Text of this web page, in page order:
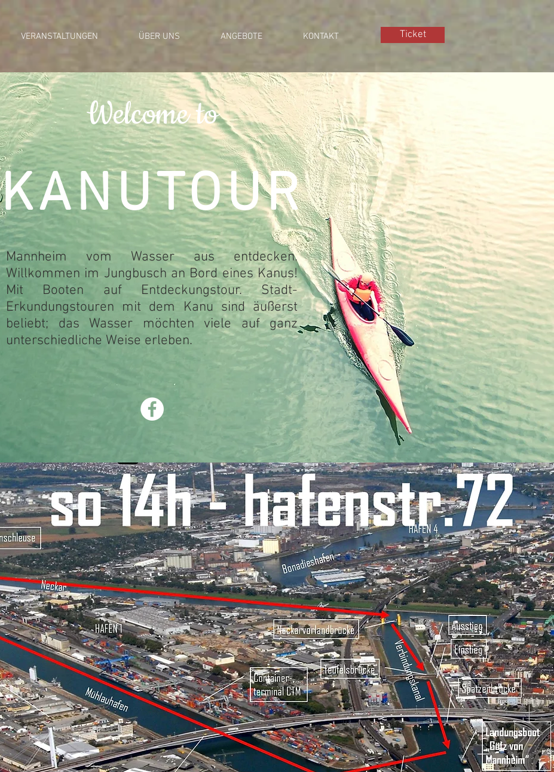
VERANSTALTUNGEN ÜBER UNS ANGEBOTE KONTAKT Ticket
Welcome to
KANUTOUR
Mannheim vom Wasser aus entdecken.
Willkommen im Jungbusch an Bord eines Kanus!
Mit Booten auf Entdeckungstour. Stadt-
Erkundungstouren mit dem Kanu sind äußerst
beliebt; das Wasser möchten viele auf ganz
unterschiedliche Weise erleben.